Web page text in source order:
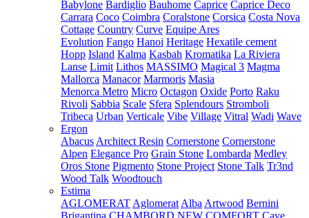
Babylone Bardiglio Bauhome Caprice Caprice Deco
Carrara Coco Coimbra Coralstone Corsica Costa Nova
Cottage Country Curve Equipe Ares
Evolution Fango Hanoi Heritage Hexatile cement
Hopp Island Kalma Kasbah Kromatika La Riviera
Lanse Limit Lithos MASSIMO Magical 3 Magma
Mallorca Manacor Marmoris Masia
Menorca Metro Micro Octagon Oxide Porto Raku
Rivoli Sabbia Scale Sfera Splendours Stromboli
Tribeca Urban Verticale Vibe Village Vitral Wadi Wave
Ergon
Abacus Architect Resin Cornerstone Cornerstone
Alpen Elegance Pro Grain Stone Lombarda Medley
Oros Stone Pigmento Stone Project Stone Talk Tr3nd
Wood Talk Woodtouch
Estima
AGLOMERAT Aglomerat Alba Artwood Bernini